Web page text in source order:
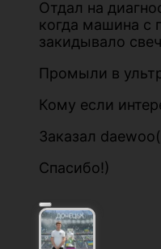
Отдал на
когда машина с
закидывало
Промыли в
Кому если
Заказал
Спасибо!)